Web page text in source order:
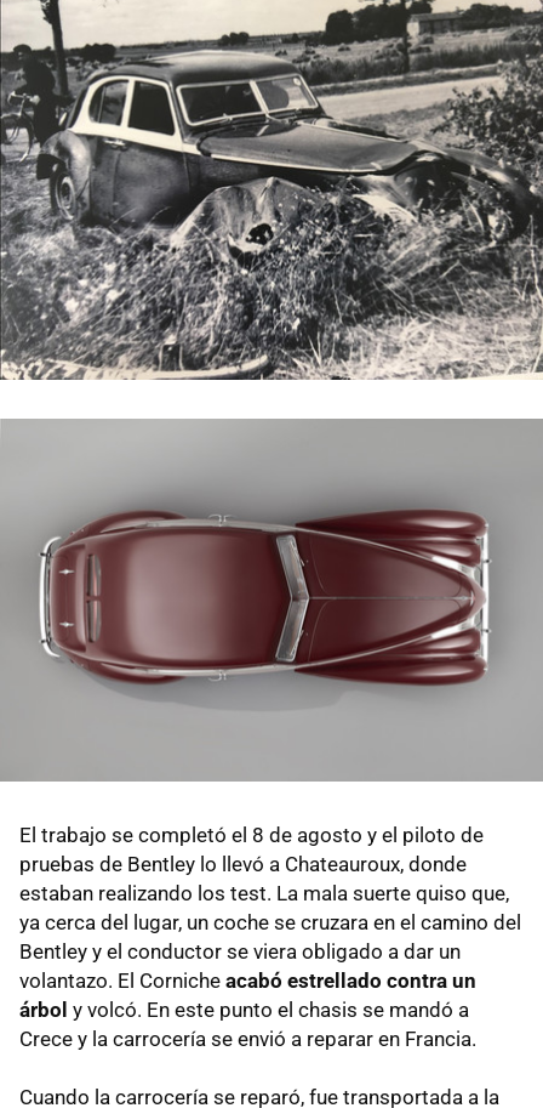
El trabajo se completó el 8 de agosto y el piloto de
pruebas de Bentley lo llevó a Chateauroux, donde
estaban realizando los test. La mala suerte quiso que,
ya cerca del lugar, un coche se cruzara en el camino del
Bentley y el conductor se viera obligado a dar un
volantazo. El Corniche acabó estrellado contra un
árbol y volcó. En este punto el chasis se mandó a
Crece y la carrocería se envió a reparar en Francia.
Cuando la carrocería se reparó, fue transportada a la